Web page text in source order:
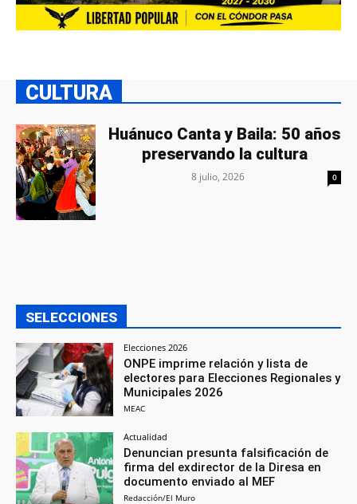
CULTURA
Huánuco Canta y Baila: 50 años
preservando la cultura
8 julio, 2026 0
SELECCIONES
Elecciones 2026
ONPE imprime relación y lista de
electores para Elecciones Regionales y
Municipales 2026
MEAC
Actualidad
Denuncian presunta falsificación de
firma del exdirector de la Diresa en
documento enviado al MEF
Redacción/El Muro